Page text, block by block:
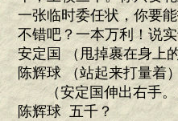
一张临时委任状，你要
不错吧？一本万利！说
安定国 （甩掉裹在身上
陈辉球 （站起来打量着
（安定国伸出右手。
陈辉球 五千？